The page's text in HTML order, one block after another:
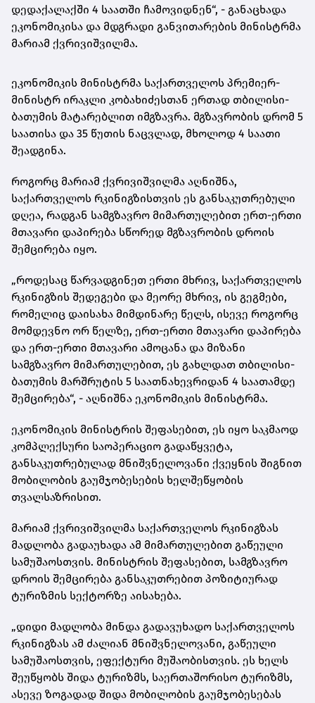
დედაქალაქში 4 საათში ჩამოვიდნენ“, - განაცხადა
ეკონომიკისა და მდგრადი განვითარების მინისტრმა
მარიამ ქვრივიშვილმა.
ეკონომიკის მინისტრმა საქართველოს პრემიერ-
მინისტრ ირაკლი კობახიძესთან ერთად თბილისი-
ბათუმის მატარებლით იმგზავრა. მგზავრობის დრომ 5
საათისა და 35 წუთის ნაცვლად, მხოლოდ 4 საათი
შეადგინა.
როგორც მარიამ ქვრივიშვილმა აღნიშნა,
საქართველოს რკინიგზისთვის ეს განსაკუთრებული
დღეა, რადგან სამგზავრო მიმართულებით ერთ-ერთი
მთავარი დაპირება სწორედ მგზავრობის დროის
შემცირება იყო.
„როდესაც წარვადგინეთ ერთი მხრივ, საქართველოს
რკინიგზის შედეგები და მეორე მხრივ, ის გეგმები,
რომელიც დაისახა მიმდინარე წელს, ისევე როგორც
მომდევნო ორ წელზე, ერთ-ერთი მთავარი დაპირება
და ერთ-ერთი მთავარი ამოცანა და მიზანი
სამგზავრო მიმართულებით, ეს გახლდათ თბილისი-
ბათუმის მარშრუტის 5 საათნახევრიდან 4 საათამდე
შემცირება“, - აღნიშნა ეკონომიკის მინისტრმა.
ეკონომიკის მინისტრის შეფასებით, ეს იყო საკმაოდ
კომპლექსური საოპერაციო გადაწყვეტა,
განსაკუთრებულად მნიშვნელოვანი ქვეყნის შიგნით
მობილობის გაუმჯობესების ხელშეწყობის
თვალსაზრისით.
მარიამ ქვრივიშვილმა საქართველოს რკინიგზას
მადლობა გადაუხადა ამ მიმართულებით გაწეული
სამუშაოსთვის. მინისტრის შეფასებით, სამგზავრო
დროის შემცირება განსაკუთრებით პოზიტიურად
ტურიზმის სექტორზე აისახება.
„დიდი მადლობა მინდა გადავუხადო საქართველოს
რკინიგზას ამ ძალიან მნიშვნელოვანი, გაწეული
სამუშაოსთვის, ეფექტური მუშაობისთვის. ეს ხელს
შეუწყობს შიდა ტურიზმს, საერთაშორისო ტურიზმს,
ასევე ზოგადად შიდა მობილობის გაუმჯობესებას